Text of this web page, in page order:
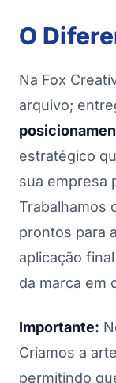
O
Na Fox
arquivo;
estratégico
sua empresa
Trabalhamos
prontos para
aplicação
da marca em
Importante:
Criamos a
permitindo